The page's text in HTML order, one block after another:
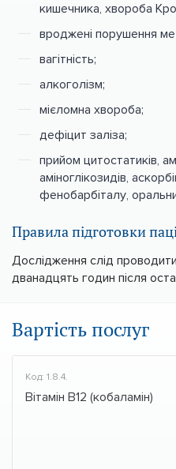
кишечника, хвороба
вроджені порушення
вагітність;
алкоголізм;
мієломна хвороба;
дефіцит заліза;
прийом цитостатиків,
аміноглікозидів,
фенобарбіталу,
Правила підготовки
Дослідження слід
дванадцять годин після
Вартість послуг
Код: 1.8.4.
Вітамін В12 (кобаламін)